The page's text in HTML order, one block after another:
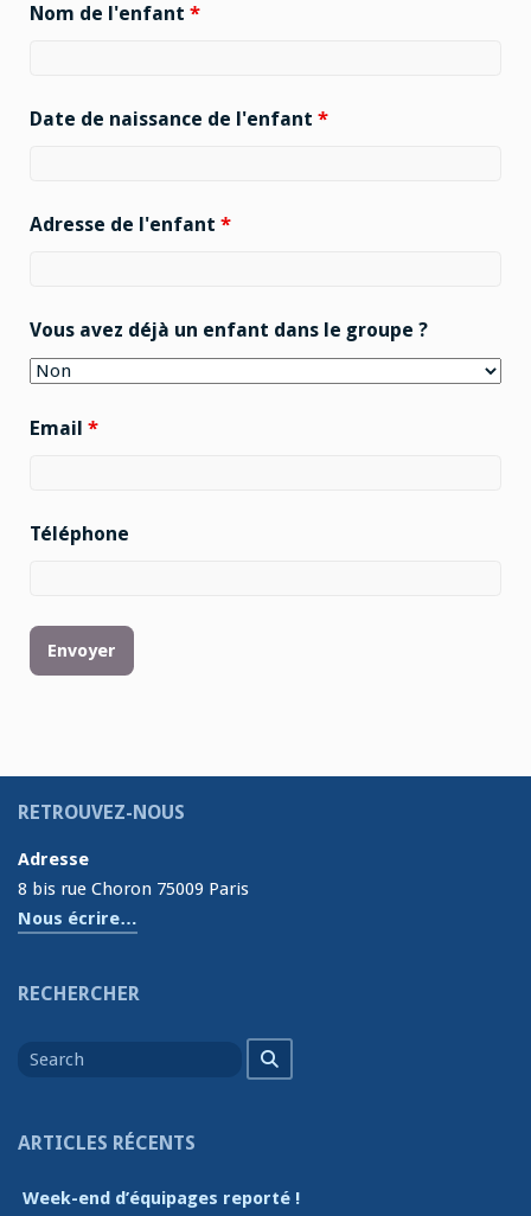
Nom de l'enfant *
Date de naissance de l'enfant *
Adresse de l'enfant *
Vous avez déjà un enfant dans le groupe ?
Email *
Téléphone
RETROUVEZ-NOUS
Adresse
8 bis rue Choron 75009 Paris
Nous écrire…
RECHERCHER
for
ARTICLES RÉCENTS
Week-end d’équipages reporté !